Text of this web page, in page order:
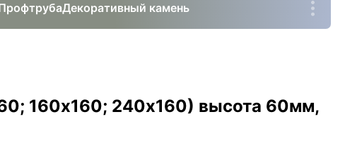
Декоративный камень
160х160; 240х160) высота 60мм,